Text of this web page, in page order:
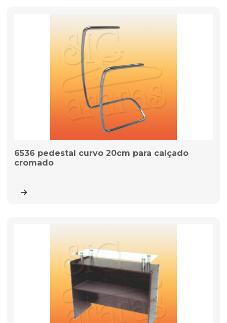
6536 pedestal curvo 20cm para calçado
cromado